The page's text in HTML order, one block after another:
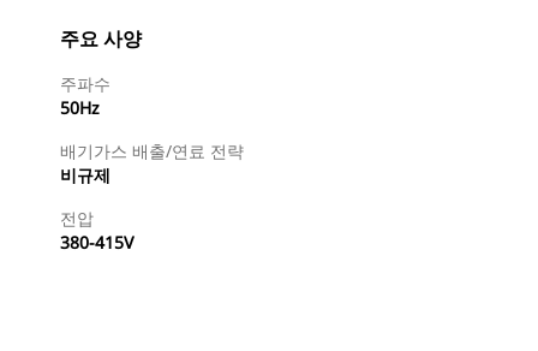
주요 사양
주파수
50Hz
배기가스 배출/연료 전략
비규제
전압
380-415V